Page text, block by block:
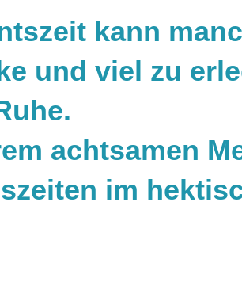
kann
und viel zu
achtsamen
im